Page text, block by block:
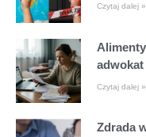
Czytaj dalej »
Czytaj dalej »
Zdrada